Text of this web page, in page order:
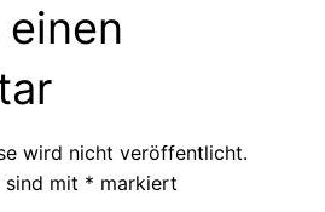
wird nicht veröffentlicht.
sind mit * markiert